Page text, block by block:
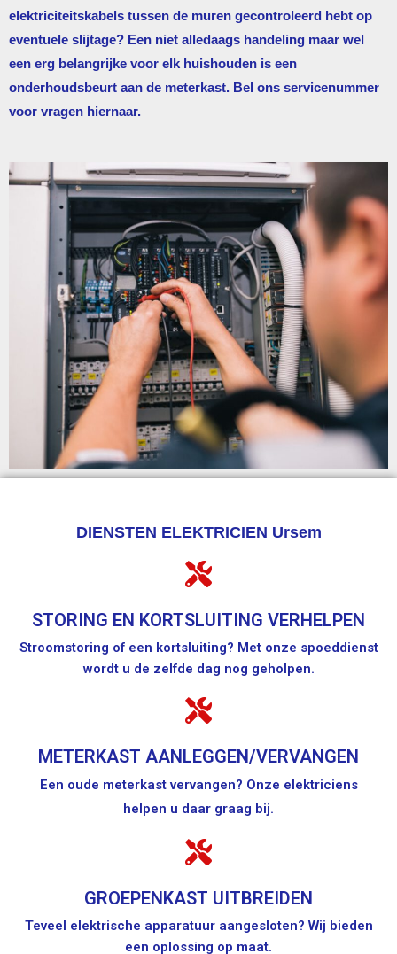
elektriciteitskabels tussen de muren gecontroleerd hebt op
eventuele slijtage? Een niet alledaags handeling maar wel
een erg belangrijke voor elk huishouden is een
onderhoudsbeurt aan de meterkast. Bel ons servicenummer
voor vragen hiernaar.
DIENSTEN ELEKTRICIEN Ursem
STORING EN KORTSLUITING VERHELPEN
Stroomstoring of een kortsluiting? Met onze spoeddienst
wordt u de zelfde dag nog geholpen.
METERKAST AANLEGGEN/VERVANGEN
Een oude meterkast vervangen? Onze elektriciens
helpen u daar graag bij.
GROEPENKAST UITBREIDEN
Teveel elektrische apparatuur aangesloten? Wij bieden
een oplossing op maat.